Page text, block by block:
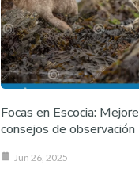
Focas en Escocia:
consejos de observación
Jun 26, 2025